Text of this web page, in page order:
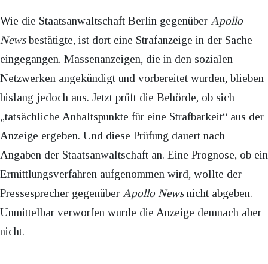
Wie die Staatsanwaltschaft Berlin gegenüber Apollo
Newsbestätigte, ist dort eine Strafanzeige in der Sache
eingegangen. Massenanzeigen, die in den sozialen
Netzwerken angekündigt und vorbereitet wurden, blieben
bislang jedoch aus. Jetzt prüft die Behörde, ob sich
„tatsächliche Anhaltspunkte für eine Strafbarkeit“ aus der
Anzeige ergeben. Und diese Prüfung dauert nach
Angaben der Staatsanwaltschaft an. Eine Prognose, ob ein
Ermittlungsverfahren aufgenommen wird, wollte der
Pressesprecher gegenüber Apollo Newsnicht abgeben.
Unmittelbar verworfen wurde die Anzeige demnach aber
nicht.